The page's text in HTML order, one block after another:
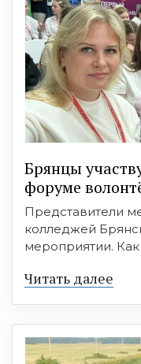
Брянцы
форуме
Представители
колледжей
мероприятии. Как
Читать далее